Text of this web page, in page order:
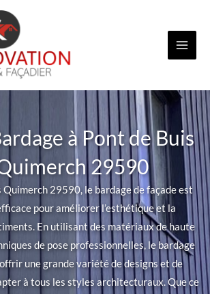
à Pont de Buis
29590
Quimerch 29590, le bardage de façade est
pour améliorer l’esthétique et la
En utilisant des matériaux de haute
de pose professionnelles, le bardage
une grande variété de designs et de
à tous les styles architecturaux. Que ce